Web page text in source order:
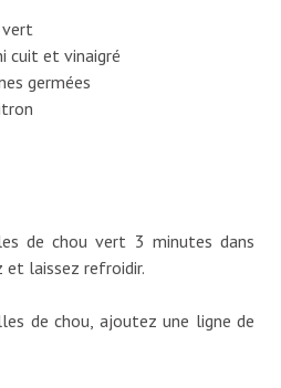
vert
cuit et vinaigré
germées
de chou vert 3 minutes dans
et laissez refroidir.
de chou, ajoutez une ligne de